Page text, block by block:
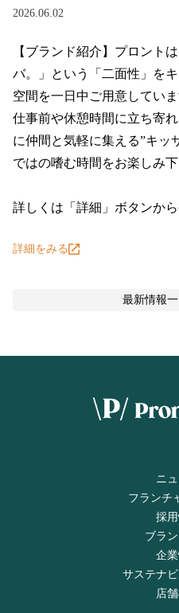
2026.06.02
【ブランド紹介】プロント
バ。」という「二面性」を
空間を一日中ご用意していま
仕事前や休憩時間に立ち寄
に仲間と気軽に集える”キッ
ではの嗜む時間をお楽しみ下
詳しくは「詳細」ボタンから
詳細をみる
最新情報
ニ
フランチ
採
ブラ
企
サステナ
店